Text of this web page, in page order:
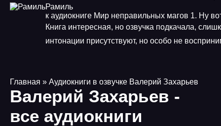
Рамиль
к аудиокниге Мир неправильных магов 1. Ну
Книга интересная, но озвучка подкачала,
интонации присутствуют, но особо не
Главная » Аудиокниги в озвучке Валерий Захарьев
Валерий Захарьев -
все аудиокниги